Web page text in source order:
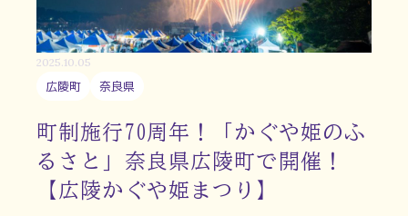
2025.10.05
広陵町 奈良県
町制施行70周年！「かぐや姫のふ
るさと」奈良県広陵町で開催！
【広陵かぐや姫まつり】